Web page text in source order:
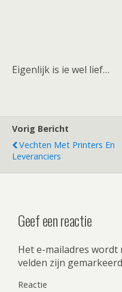
Eigenlijk is ie wel lief…
Vorig Bericht
Vechten Met Printers En
Leveranciers
Geef een reactie
Het e-mailadres wordt
velden zijn
Reactie